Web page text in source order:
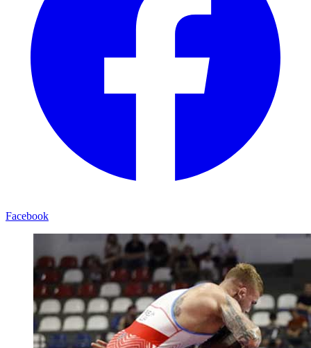
Facebook